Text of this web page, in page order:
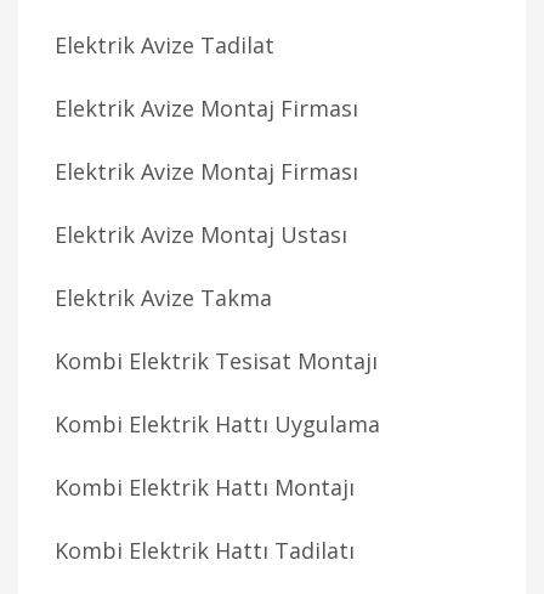
Elektrik Avize Tadilat
Elektrik Avize Montaj Firması
Elektrik Avize Montaj Firması
Elektrik Avize Montaj Ustası
Elektrik Avize Takma
Kombi Elektrik Tesisat Montajı
Kombi Elektrik Hattı Uygulama
Kombi Elektrik Hattı Montajı
Kombi Elektrik Hattı Tadilatı